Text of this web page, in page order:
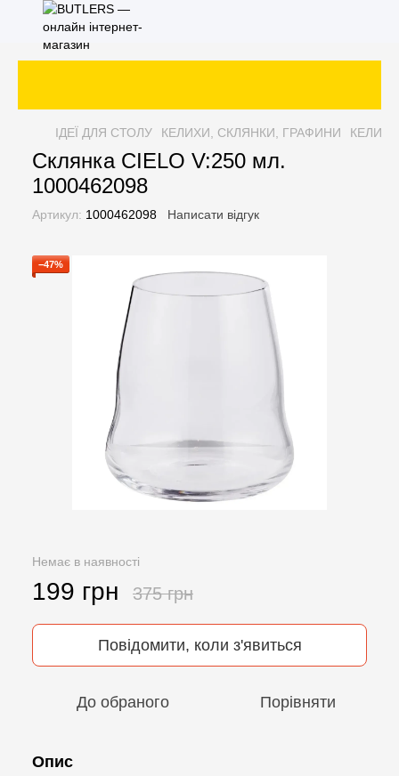
ІДЕЇ ДЛЯ СТОЛУ КЕЛИХИ, СКЛЯНКИ, ГРАФИНИ
Склянка CIELO V:250 мл.
1000462098
Артикул: 1000462098 Написати відгук
−47%
Немає в наявності
199 грн 375 грн
Повідомити, коли з'явиться
До обраного Порівняти
Опис